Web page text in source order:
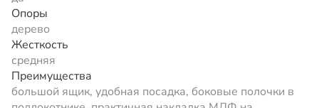
Опоры
дерево
Жесткость
средняя
Преимущества
большой ящик, удобная посадка, боковые полочки в